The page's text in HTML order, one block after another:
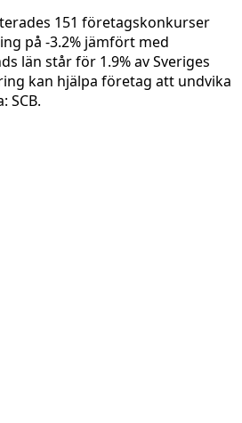
151 företagskonkurser
på -3.2% jämfört med
län står för 1.9% av Sveriges
kan hjälpa företag att undvika
SCB.